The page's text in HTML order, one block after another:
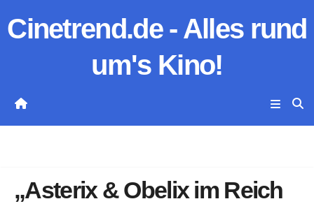
Inhalt
Cinetrend.de - Alles rund
um's Kino!
„Asterix & Obelix im Reich